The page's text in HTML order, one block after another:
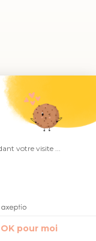
votre visite ...
OK pour moi